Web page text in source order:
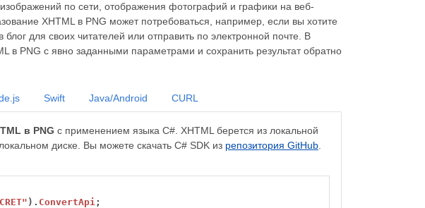
по сети, отображения фотографий и графики на веб-
XHTML в PNG может потребоваться, например, если вы хотите
для своих читателей или отправить по электронной почте. В
в PNG с явно заданными параметрами и сохранить результат обратно
в PNG с применением языка C#. XHTML берется из локальной
диске. Вы можете скачать C# SDK из репозитория GitHub
). ConvertApi;
Swift Java/Android CURL